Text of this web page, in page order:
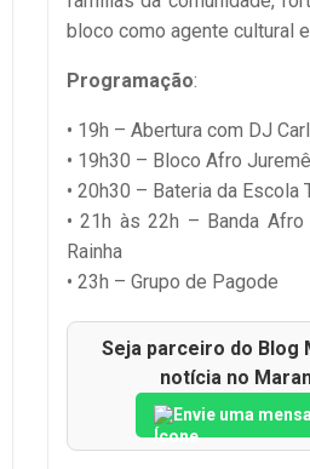
bloco como agente cultural
Programação:
• 19h – Abertura com DJ
• 19h30 – Bloco Afro Juremê
• 20h30 – Bateria da Escola
• 21h às 22h – Banda
Rainha
• 23h – Grupo de Pagode
Seja parceiro do Blog
notícia no
Envie uma